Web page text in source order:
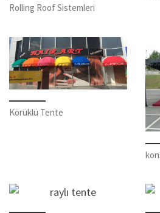
Rolling Roof Sistemleri
Körüklü Tente